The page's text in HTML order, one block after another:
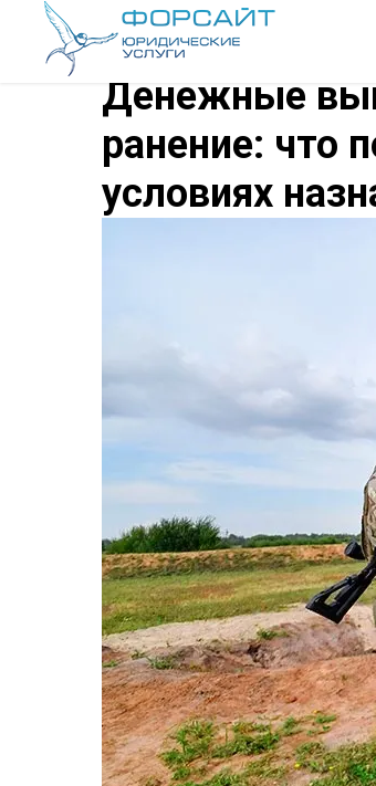
Денежные
ранение: что
условиях